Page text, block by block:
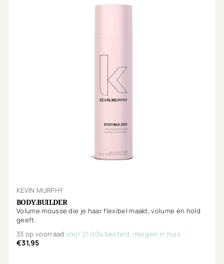
KEVIN MURPHY
BODY.BUILDER
Volume mousse die je haar flexibel maakt, volume én hold
geeft.
33 op voorraad voor 21:00u besteld, morgen in huis
€31,95